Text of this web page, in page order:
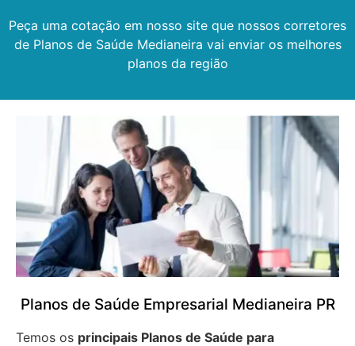
Peça uma cotação em nosso site que nossos corretores
de Planos de Saúde Medianeira vai enviar os melhores
planos da região
Planos de Saúde Empresarial Medianeira PR
Temos os principais Planos de Saúde para